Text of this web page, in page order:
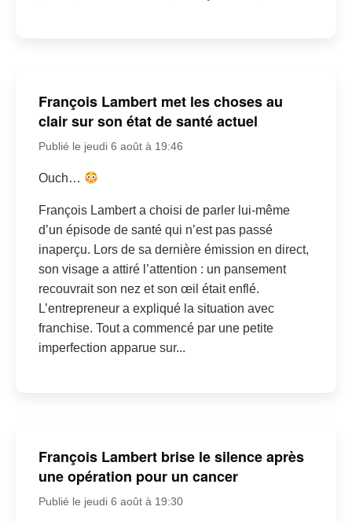
François Lambert met les choses au
clair sur son état de santé actuel
Publié le jeudi 6 août à 19:46
Ouch…
François Lambert a choisi de parler lui-même
d’un épisode de santé qui n’est pas passé
inaperçu. Lors de sa dernière émission en direct,
son visage a attiré l’attention : un pansement
recouvrait son nez et son œil était enflé.
L’entrepreneur a expliqué la situation avec
franchise. Tout a commencé par une petite
imperfection apparue sur...
François Lambert brise le silence après
une opération pour un cancer
Publié le jeudi 6 août à 19:30